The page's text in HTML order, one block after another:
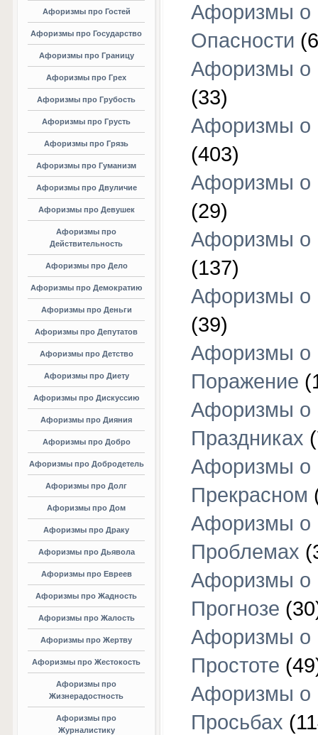
Афоризмы про Гостей
Афоризмы про Государство
Афоризмы про Границу
Афоризмы про Грех
Афоризмы про Грубость
Афоризмы про Грусть
Афоризмы про Грязь
Афоризмы про Гуманизм
Афоризмы про Двуличие
Афоризмы про Девушек
Афоризмы про
Действительность
Афоризмы про Дело
Афоризмы про Демократию
Афоризмы про Деньги
Афоризмы про Депутатов
Афоризмы про Детство
Афоризмы про Диету
Афоризмы про Дискуссию
Афоризмы про Дияния
Афоризмы про Добро
Афоризмы про Добродетель
Афоризмы про Долг
Афоризмы про Дом
Афоризмы про Драку
Афоризмы про Дьявола
Афоризмы про Евреев
Афоризмы про Жадность
Афоризмы про Жалость
Афоризмы про Жертву
Афоризмы про Жестокость
Афоризмы про
Жизнерадостность
Афоризмы про
Журналистику
Афоризмы о
Опасности
Афоризмы о
(33)
Афоризмы
(403)
Афоризмы о
(29)
Афоризмы о
(137)
Афоризмы о
(39)
Афоризмы о
Поражение
Афоризмы о
Праздниках
Афоризмы о
Прекрасном
Афоризмы о
Проблемах
Афоризмы о
Прогнозе
Афоризмы о
Простоте
Афоризмы о
Просьбах